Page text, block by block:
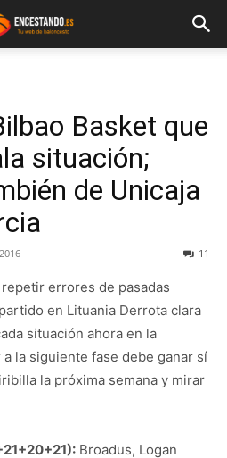
Basket que
situación;
de Unicaja
11
errores de pasadas
en Lituania Derrota clara
situación ahora en la
la siguiente fase debe ganar sí
la próxima semana y mirar
Broadus, Logan